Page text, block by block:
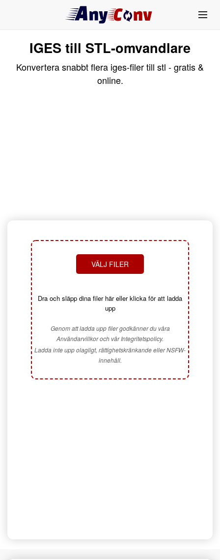
IGES till STL-omvandlare
Konvertera snabbt flera iges-filer till stl - gratis &
online.
VÄLJ FILER
Dra och släpp dina filer här eller klicka för att ladda
upp
Genom att ladda upp filer godkänner du våra
Användarvillkor och vår Integritetspolicy.
Ladda inte upp olagligt, rättighetskränkande eller NSFW-
innehåll.